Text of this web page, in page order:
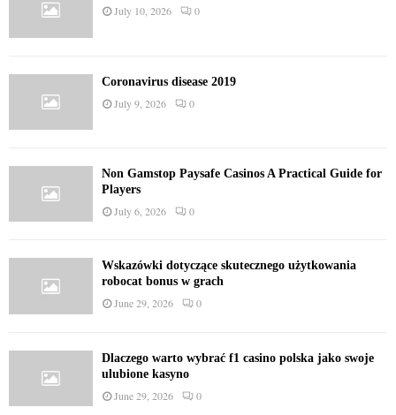
July 10, 2026 0
Coronavirus disease 2019
July 9, 2026 0
Non Gamstop Paysafe Casinos A Practical Guide for
Players
July 6, 2026 0
Wskazówki dotyczące skutecznego użytkowania
robocat bonus w grach
June 29, 2026 0
Dlaczego warto wybrać f1 casino polska jako swoje
ulubione kasyno
June 29, 2026 0